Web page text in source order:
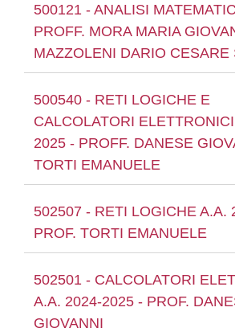
500121 - ANALISI
PROFF. MORA MARIA
MAZZOLENI DARIO CESARE
500540 - RETI LOGICHE E
CALCOLATORI
2025 - PROFF. DANESE
TORTI EMANUELE
502507 - RETI LOGICHE A.A.
PROF. TORTI EMANUELE
502501 - CALCOLATORI
A.A. 2024-2025 - PROF.
GIOVANNI